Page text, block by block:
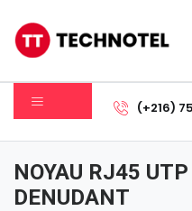
Votre
Sous-
Voir Le
(+216)
NOYAU RJ45
DENUDANT